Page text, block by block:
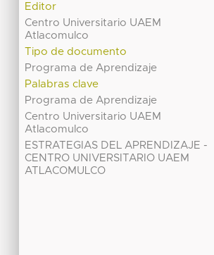
Editor
Centro Universitario UAEM
Atlacomulco
Tipo de documento
Programa de Aprendizaje
Palabras clave
Programa de Aprendizaje
Centro Universitario UAEM
Atlacomulco
ESTRATEGIAS DEL APRENDIZAJE -
CENTRO UNIVERSITARIO UAEM
ATLACOMULCO